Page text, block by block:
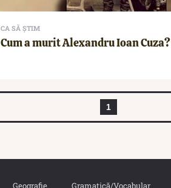
CA SĂ ȘTIM
Cum a murit Alexandru Ioan Cuza?
1
Geografie Gramatică/Vocabular